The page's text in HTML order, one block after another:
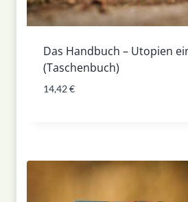
Das Handbuch – Utopien
(Taschenbuch)
14,42€